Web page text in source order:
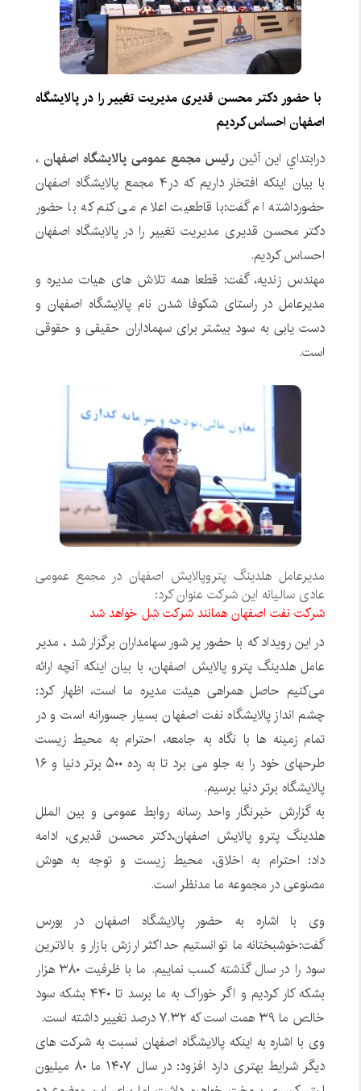
با حضور دکتر محسن قدیری مدیریت تغییر را در پالایشگاه
اصفهان احساس کردیم
درابتداي اين آئين رئیس مجمع عمومی پالایشگاه اصفهان،
با بیان اینکه افتخار داریم که در۴ مجمع پالایشگاه اصفهان
حضورداشته ام گفت:با قاطعیت اعلام می کنم كه با حضور
دکتر محسن قدیری مدیریت تغییر را در پالایشگاه اصفهان
احساس کردیم.
مهندس زنديه، گفت: قطعا همه تلاش های هیات مدیره و
مدیرعامل در راستای شکوفا شدن نام پالایشگاه اصفهان و
دست یابی به سود بیشتر برای سهماداران حقیقی و حقوقی
است.
مدیرعامل هلدینگ پتروپالایش اصفهان در مجمع عمومی
عادی سالیانه این شرکت عنوان کرد:
شرکت نفت اصفهان همانند شرکت شِل خواهد شد
در این رویداد که با حضور پر شور سهامداران برگزار شد ، مدیر
عامل هلدینگ پترو پالایش اصفهان، با بیان اینکه آنچه ارائه
می‌کنیم حاصل همراهی هیئت مدیره ما است، اظهار کرد:
چشم انداز پالایشگاه نفت اصفهان بسیار جسورانه است و در
تمام زمینه ها با نگاه به جامعه، احترام به محیط زیست
طرحهای خود را به جلو می برد تا به رده ۵٠٠ برتر دنیا و ١۶
پالایشگاه برتر دنیا برسیم.
به گزارش خبرنگار واحد رسانه روابط عمومی و بین الملل
هلدینگ پترو پالایش اصفهان،دکتر محسن قدیری، ادامه
داد: احترام به اخلاق، محیط زیست و توجه به هوش
مصنوعی در مجموعه ما مدنظر است.
وی با اشاره به حضور پالایشگاه اصفهان در بورس
گفت:خوشبختانه ما توانستیم حداکثر ارزش بازار ‌و بالاترین
سود را در سال گذشته کسب نماییم. ما با ظرفیت ٣٨٠ هزار
بشکه‌ کار کردیم و اگر خوراک به ما برسد تا ۴۴٠ بشکه سود
خالص ما ٣٩ همت است که ٧.٣٢ درصد تغییر داشته است.
وی با اشاره به اینکه پالایشگاه اصفهان نسبت به شرکت های
دیگر شرایط بهتری دارد افزود: در سال ١۴٠٧ ما ٨٠ میلیون